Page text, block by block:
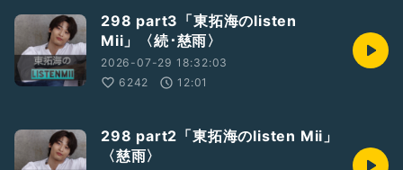
298 part3「東拓海のlisten
Mii」〈続･慈雨〉
2026-07-29 18:32:03
6242
12:01
298 part2「東拓海のlisten Mii」
〈慈雨〉